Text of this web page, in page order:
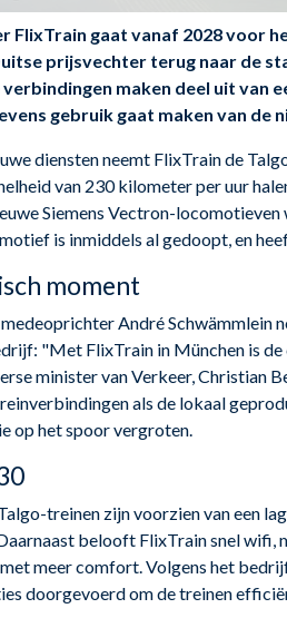
FlixTrain gaat vanaf 2028 voor
prijsvechter terug naar de
verbindingen maken deel uit
gebruik gaat maken van de
diensten neemt FlixTrain de
van 230 kilometer per uur
Siemens Vectron-
is inmiddels al gedoopt, en
moment
medeoprichter André Schwämmlein
"Met FlixTrain in München is
minister van Verkeer, Christian
als de lokaal
op het spoor vergroten.
treinen zijn voorzien van een
belooft FlixTrain snel wifi,
meer comfort. Volgens het
doorgevoerd om de treinen